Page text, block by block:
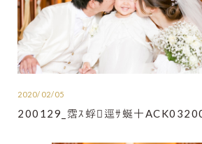
2020/02/05
200129_霑ｽ蜉逕ｻ蜒十